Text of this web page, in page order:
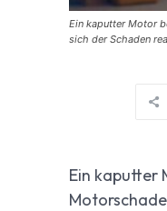
Ein kaputter Motor
sich der Schaden
Ein kaputter